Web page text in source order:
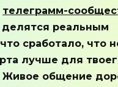
телеграмм-
делятся реальным
сработало, что
лучше для
Живое общение